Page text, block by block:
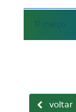
31 março
voltar